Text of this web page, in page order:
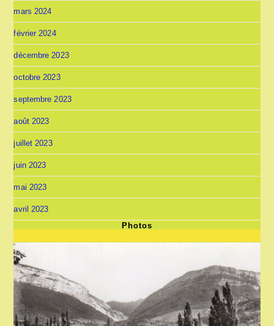
mars 2024
février 2024
décembre 2023
octobre 2023
septembre 2023
août 2023
juillet 2023
juin 2023
mai 2023
avril 2023
Photos